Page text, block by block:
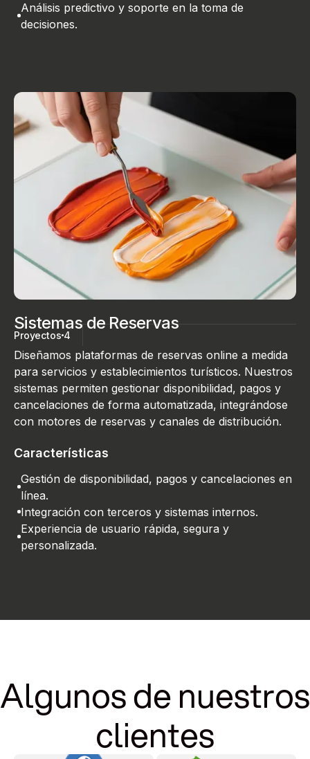
Análisis predictivo y soporte en la toma de
decisiones.
Proyectos 4
Sistemas de Reservas
Diseñamos plataformas de reservas online a medida
para servicios y establecimientos turísticos. Nuestros
sistemas permiten gestionar disponibilidad, pagos y
cancelaciones de forma automatizada, integrándose
con motores de reservas y canales de distribución.
Características
Gestión de disponibilidad, pagos y cancelaciones en
línea.
Integración con terceros y sistemas internos.
Experiencia de usuario rápida, segura y
personalizada.
Algunos de nuestros
clientes